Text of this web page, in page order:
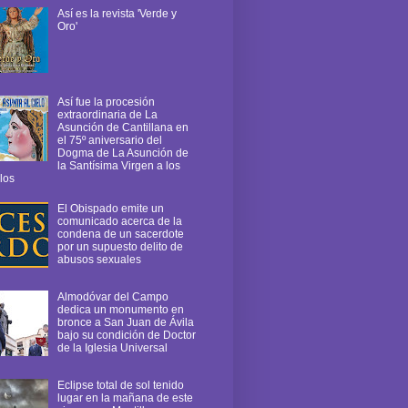
Así es la revista 'Verde y
Oro'
Así fue la procesión
extraordinaria de La
Asunción de Cantillana en
el 75º aniversario del
Dogma de La Asunción de
la Santísima Virgen a los
El Obispado emite un
comunicado acerca de la
condena de un sacerdote
por un supuesto delito de
abusos sexuales
Almodóvar del Campo
dedica un monumento en
bronce a San Juan de Ávila
bajo su condición de Doctor
de la Iglesia Universal
Eclipse total de sol tenido
lugar en la mañana de este